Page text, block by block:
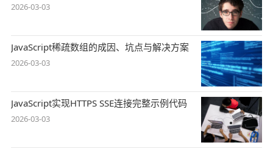
2026-03-03
JavaScript稀疏数组的成因、坑点与解决方案
2026-03-03
JavaScript实现HTTPS SSE连接完整示例代码
2026-03-03